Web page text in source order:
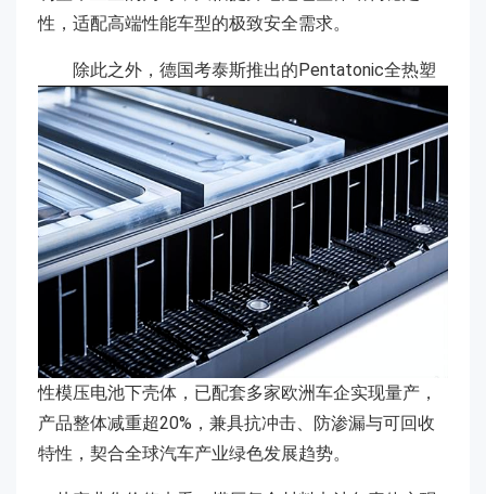
性，适配高端性能车型的极致安全需求。
除此之外，德国考泰斯推出的Pentatonic全热塑
性模压电池下壳体，已配套多家欧洲车企实现量产，
产品整体减重超20%，兼具抗冲击、防渗漏与可回收
特性，契合全球汽车产业绿色发展趋势。